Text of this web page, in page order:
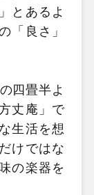
とあるよ
「良さ」
四畳半よ
丈庵」で
生活を想
けではな
の楽器を